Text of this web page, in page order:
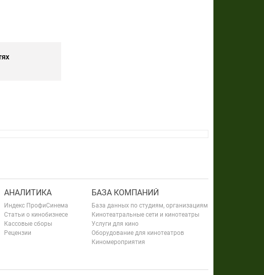
АНАЛИТИКА
Индекс ПрофиСинема
Статьи о кинобизнесе
Кассовые сборы
Рецензии
БАЗА КОМПАНИЙ
База данных по студиям, организациям
Кинотеатральные сети и кинотеатры
Услуги для кино
Оборудование для кинотеатров
Киномероприятия